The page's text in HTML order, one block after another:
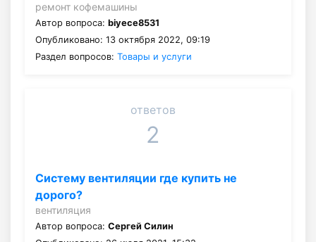
ремонт кофемашины
Автор вопроса: biyece8531
Опубликовано: 13 октября 2022, 09:19
Раздел вопросов: Товары и услуги
ответов
2
Систему вентиляции где купить не
дорого?
вентиляция
Автор вопроса: Сергей Силин